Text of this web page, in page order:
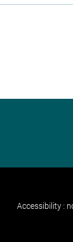
Accessibility :